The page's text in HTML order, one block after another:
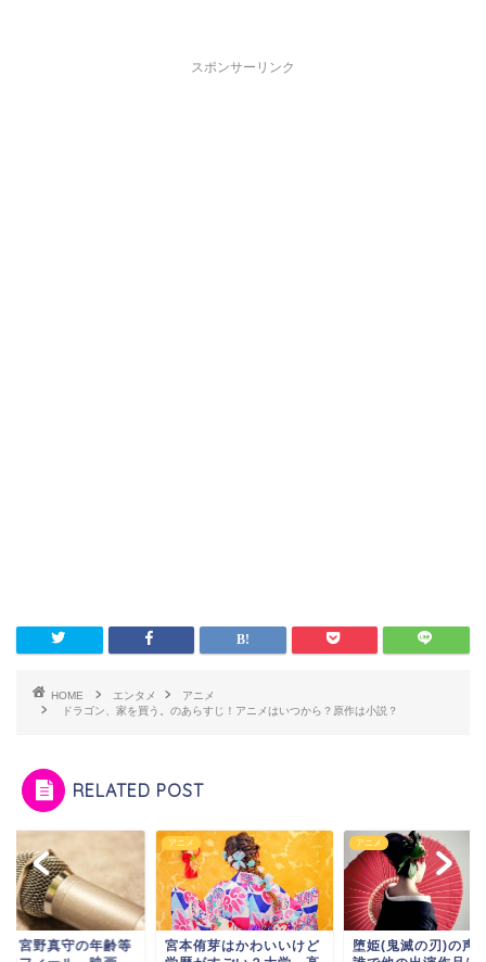
スポンサーリンク
HOME エンタメ
アニメ
ドラゴン、家を買う。のあらすじ！アニメはいつから？原作は小説？
RELATED POST
・宮野真守の年齢等
アニメ
宮本侑芽はかわいいけど
アニメ
堕姫(鬼滅の刃)の声